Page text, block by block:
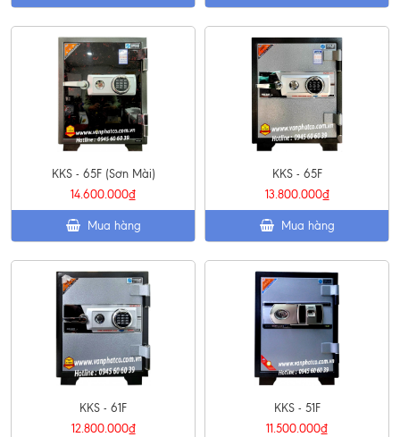
KKS - 65F (Sơn Mài)
14.600.000₫
Mua hàng
KKS - 65F
13.800.000₫
Mua hàng
KKS - 61F
12.800.000₫
KKS - 51F
11.500.000₫